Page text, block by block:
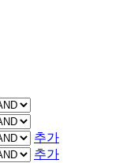
추가
추가